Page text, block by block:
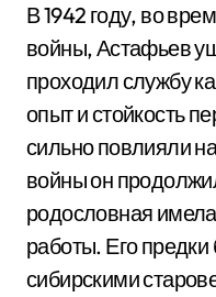
В 1942 году, во
войны, Астафьев
проходил службу
опыт и стойкость
сильно повлияли
войны он
родословная
работы. Его
сибирскими